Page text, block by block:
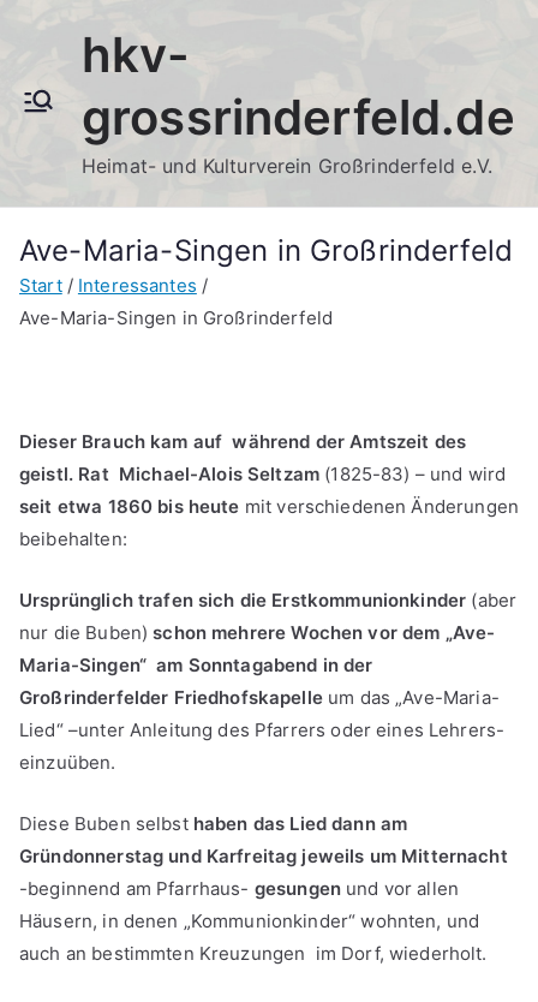
hkv-
grossrinderfeld.de
Heimat- und Kulturverein Großrinderfeld e.V.
Ave-Maria-Singen in Großrinderfeld
Start
Interessantes
Ave-Maria-Singen in Großrinderfeld
Dieser Brauch kam auf während der Amtszeit des
geistl. Rat Michael-Alois Seltzam (1825-83) – und wird
seit etwa 1860 bis heute mit verschiedenen Änderungen
beibehalten:
Ursprünglich trafen sich die Erstkommunionkinder (aber
nur die Buben)schon mehrere Wochen vor dem „Ave-
Maria-Singen“ am Sonntagabend in der
Großrinderfelder Friedhofskapelleum das „Ave-Maria-
Lied“ –unter Anleitung des Pfarrers oder eines Lehrers-
einzuüben.
Diese Buben selbst haben das Lied dann am
Gründonnerstag und Karfreitag jeweils um Mitternacht
-beginnend am Pfarrhaus- gesungenund vor allen
Häusern, in denen „Kommunionkinder“ wohnten, und
auch an bestimmten Kreuzungen im Dorf, wiederholt.